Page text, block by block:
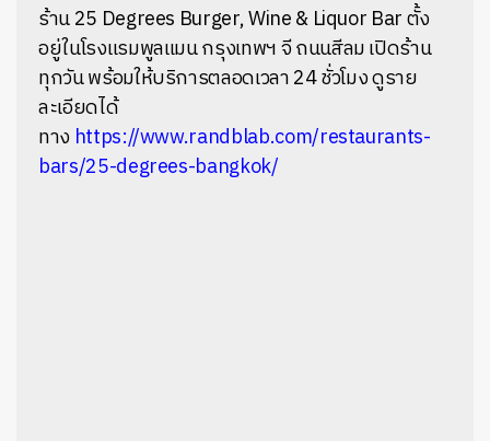
ร้าน25 Degrees Burger, Wine & Liquor Barตั้ง
อยู่ในโรงแรมพูลแมนกรุงเทพฯจี ถนนสีลม เปิดร้าน
ทุกวัน พร้อมให้บริการตลอดเวลา 24 ชั่วโมง ดูราย
ละเอียดได้
ทาง https://www.randblab.com/restaurants-
bars/25-degrees-bangkok/